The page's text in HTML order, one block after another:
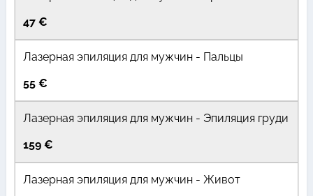
47 €
Лазерная эпиляция для мужчин - Пальцы
55 €
Лазерная эпиляция для мужчин - Эпиляция груди
159 €
Лазерная эпиляция для мужчин - Живот